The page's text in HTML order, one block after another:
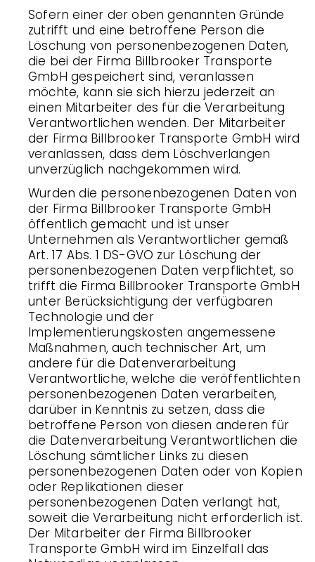
Sofern einer der oben genannten Gründe
zutrifft und eine betroffene Person die
Löschung von personenbezogenen Daten,
die bei der Firma Billbrooker Transporte
GmbH gespeichert sind, veranlassen
möchte, kann sie sich hierzu jederzeit an
einen Mitarbeiter des für die Verarbeitung
Verantwortlichen wenden. Der Mitarbeiter
der Firma Billbrooker Transporte GmbH wird
veranlassen, dass dem Löschverlangen
unverzüglich nachgekommen wird.
Wurden die personenbezogenen Daten von
der Firma Billbrooker Transporte GmbH
öffentlich gemacht und ist unser
Unternehmen als Verantwortlicher gemäß
Art. 17 Abs. 1 DS-GVO zur Löschung der
personenbezogenen Daten verpflichtet, so
trifft die Firma Billbrooker Transporte GmbH
unter Berücksichtigung der verfügbaren
Technologie und der
Implementierungskosten angemessene
Maßnahmen, auch technischer Art, um
andere für die Datenverarbeitung
Verantwortliche, welche die veröffentlichten
personenbezogenen Daten verarbeiten,
darüber in Kenntnis zu setzen, dass die
betroffene Person von diesen anderen für
die Datenverarbeitung Verantwortlichen die
Löschung sämtlicher Links zu diesen
personenbezogenen Daten oder von Kopien
oder Replikationen dieser
personenbezogenen Daten verlangt hat,
soweit die Verarbeitung nicht erforderlich ist.
Der Mitarbeiter der Firma Billbrooker
Transporte GmbH wird im Einzelfall das